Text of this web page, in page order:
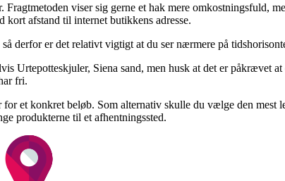
viser sig gerne et hak mere omkostningsfuld,
afstand til internet butikkens adresse.
derfor er det relativt vigtigt at du ser nærmere på
Urtepotteskjuler, Siena sand, men husk at det er påkrævet
fri.
et konkret beløb. Som alternativ skulle du vælge den mest
produkterne til et afhentningssted.